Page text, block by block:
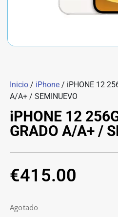
Inicio / iPhone / iPHONE 12
A/A+ / SEMINUEVO
iPHONE 12
GRADO A/A+ /
€415.00
Agotado